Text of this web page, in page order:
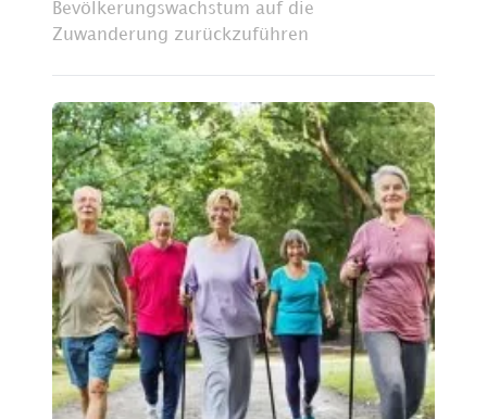
Bevölkerungswachstum auf die
Zuwanderung zurückzuführen